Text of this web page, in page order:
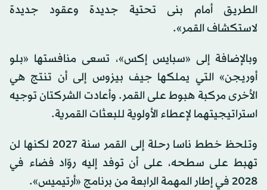
الطريق أمام بنى تحتية جديدة وعقود جديدة
لاستكشاف القمر».
وبالإضافة إلى «سبايس إكس»، تسعى منافستها «بلو
أوريجن» التي يملكها جيف بيزوس إلى أن تنتج هي
الأخرى مركبة هبوط على القمر. وأعادت الشركتان توجيه
استراتيجيتهما لإعطاء الأولوية للبعثات القمرية.
وتلحظ خطط ناسا رحلة إلى القمر سنة 2027 لكنها لن
تهبط على سطحه، على أن توفد إليه روّاد فضاء في
2028 في إطار المهمة الرابعة من برنامج «أرتيميس».